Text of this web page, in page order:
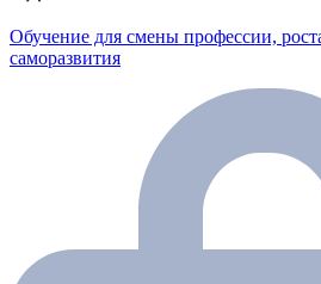
Обучение для смены профессии,
саморазвития